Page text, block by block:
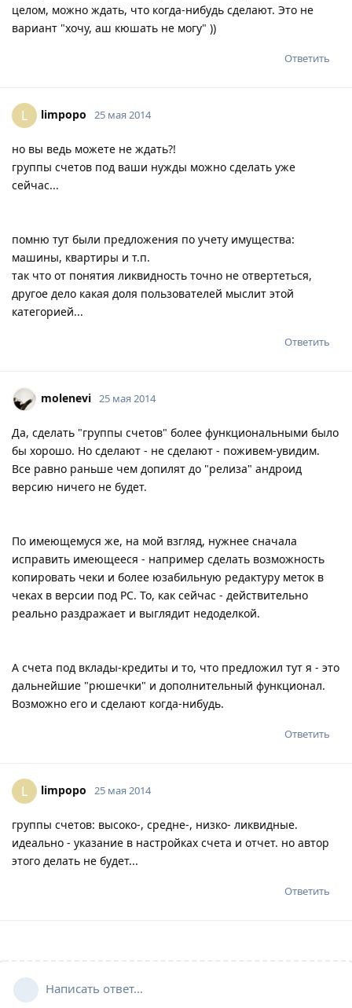
целом, можно ждать, что когда-нибудь сделают. Это не
вариант "хочу, аш кюшать не могу" ))
Ответить
L limpopo 25 мая 2014
но вы ведь можете не ждать?!
группы счетов под ваши нужды можно сделать уже
сейчас...
помню тут были предложения по учету имущества:
машины, квартиры и т.п.
так что от понятия ликвидность точно не отвертеться,
другое дело какая доля пользователей мыслит этой
категорией...
Ответить
molenevi 25 мая 2014
Да, сделать "группы счетов" более функциональными было
бы хорошо. Но сделают - не сделают - поживем-увидим.
Все равно раньше чем допилят до "релиза" андроид
версию ничего не будет.
По имеющемуся же, на мой взгляд, нужнее сначала
исправить имеющееся - например сделать возможность
копировать чеки и более юзабильную редактуру меток в
чеках в версии под PC. То, как сейчас - действительно
реально раздражает и выглядит недоделкой.
А счета под вклады-кредиты и то, что предложил тут я - это
дальнейшие "рюшечки" и дополнительный функционал.
Возможно его и сделают когда-нибудь.
Ответить
L limpopo 25 мая 2014
группы счетов: высоко-, средне-, низко- ликвидные.
идеально - указание в настройках счета и отчет. но автор
этого делать не будет...
Ответить
Написать ответ...